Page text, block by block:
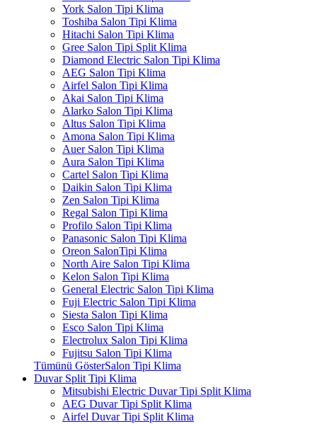
York Salon Tipi Klima
Toshiba Salon Tipi Klima
Hitachi Salon Tipi Klima
Gree Salon Tipi Split Klima
Diamond Electric Salon Tipi Klima
AEG Salon Tipi Klima
Airfel Salon Tipi Klima
Akai Salon Tipi Klima
Alarko Salon Tipi Klima
Altus Salon Tipi Klima
Amona Salon Tipi Klima
Auer Salon Tipi Klima
Aura Salon Tipi Klima
Cartel Salon Tipi Klima
Daikin Salon Tipi Klima
Zen Salon Tipi Klima
Regal Salon Tipi Klima
Profilo Salon Tipi Klima
Panasonic Salon Tipi Klima
Oreon SalonTipi Klima
North Aire Salon Tipi Klima
Kelon Salon Tipi Klima
General Electric Salon Tipi Klima
Fuji Electric Salon Tipi Klima
Siesta Salon Tipi Klima
Esco Salon Tipi Klima
Electrolux Salon Tipi Klima
Fujitsu Salon Tipi Klima
Tümünü GösterSalon Tipi Klima
Duvar Split Tipi Klima
Mitsubishi Electric Duvar Tipi Split Klima
AEG Duvar Tipi Split Klima
Airfel Duvar Tipi Split Klima